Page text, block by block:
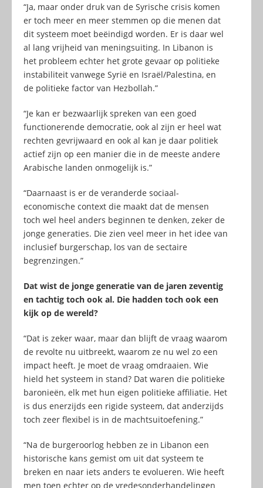
“Ja, maar onder druk van de Syrische crisis komen
er toch meer en meer stemmen op die menen dat
dit systeem moet beëindigd worden. Er is daar wel
al lang vrijheid van meningsuiting. In Libanon is
het probleem echter het grote gevaar op politieke
instabiliteit vanwege Syrië en Israël/Palestina, en
de politieke factor van Hezbollah.”
“Je kan er bezwaarlijk spreken van een goed
functionerende democratie, ook al zijn er heel wat
rechten gevrijwaard en ook al kan je daar politiek
actief zijn op een manier die in de meeste andere
Arabische landen onmogelijk is.”
“Daarnaast is er de veranderde sociaal-
economische context die maakt dat de mensen
toch wel heel anders beginnen te denken, zeker de
jonge generaties. Die zien veel meer in het idee van
inclusief burgerschap, los van de sectaire
begrenzingen.”
Dat wist de jonge generatie van de jaren zeventig
en tachtig toch ook al. Die hadden toch ook een
kijk op de wereld?
“Dat is zeker waar, maar dan blijft de vraag waarom
de revolte nu uitbreekt, waarom ze nu wel zo een
impact heeft. Je moet de vraag omdraaien. Wie
hield het systeem in stand? Dat waren die politieke
baronieën, elk met hun eigen politieke affiliatie. Het
is dus enerzijds een rigide systeem, dat anderzijds
toch zeer flexibel is in de machtsuitoefening.”
“Na de burgeroorlog hebben ze in Libanon een
historische kans gemist om uit dat systeem te
breken en naar iets anders te evolueren. Wie heeft
men toen echter op de vredesonderhandelingen